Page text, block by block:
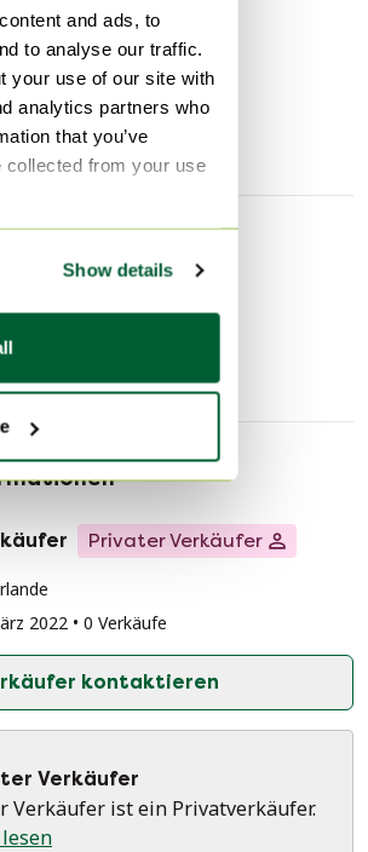
and ads, to
to analyse our traffic.
your use of our site with
analytics partners who
that you’ve
collected from your use
Show details
2
45 cm
30 cm
30 cm
Wandleuchten
Privater Verkäufer
2022 • 0 Verkäufe
kontaktieren
Verkäufer
Verkäufer ist ein Privatverkäufer.